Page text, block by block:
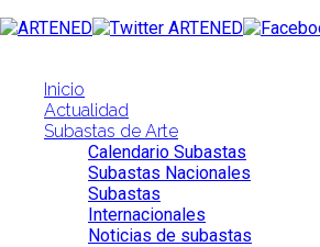
Inicio
Actualidad
Subastas de Arte
Calendario Subastas
Subastas Nacionales
Subastas
Internacionales
Noticias de subastas